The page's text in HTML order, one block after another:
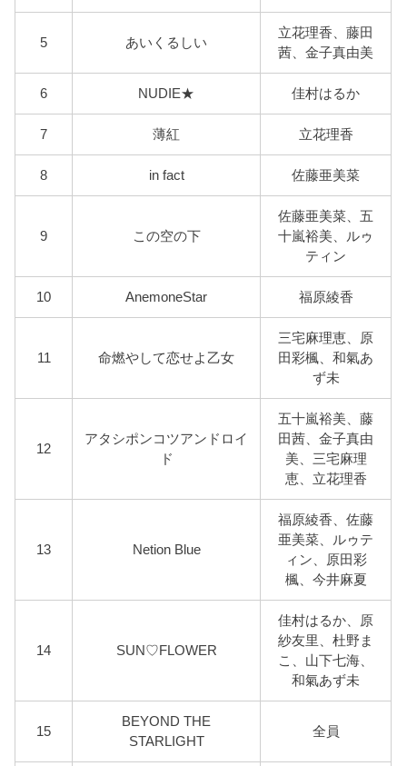
5 あいくるしい
立花理香、藤田
茜、金子真由美
6 NUDIE★ 佳村はるか
7 薄紅 立花理香
8 in fact 佐藤亜美菜
9 この空の下
佐藤亜美菜、五
十嵐裕美、ルゥ
ティン
10 AnemoneStar 福原綾香
11 命燃やして恋せよ乙女
三宅麻理恵、原
田彩楓、和氣あ
ず未
12
アタシポンコツアンドロイ
ド
五十嵐裕美、藤
田茜、金子真由
美、三宅麻理
恵、立花理香
13 Netion Blue
福原綾香、佐藤
亜美菜、ルゥテ
ィン、原田彩
楓、今井麻夏
14 SUN♡FLOWER
佳村はるか、原
紗友里、杜野ま
こ、山下七海、
和氣あず未
15
BEYOND THE
STARLIGHT
全員